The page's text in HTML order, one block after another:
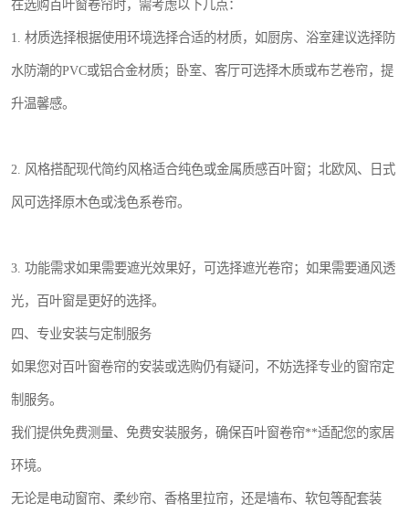
在选购百叶窗卷帘时，需考虑以下几点：
1. 材质选择根据使用环境选择合适的材质，如厨房、浴室建议选择防
水防潮的PVC或铝合金材质；卧室、客厅可选择木质或布艺卷帘，提
升温馨感。
2. 风格搭配现代简约风格适合纯色或金属质感百叶窗；北欧风、日式
风可选择原木色或浅色系卷帘。
3. 功能需求如果需要遮光效果好，可选择遮光卷帘；如果需要通风透
光，百叶窗是更好的选择。
四、专业安装与定制服务
如果您对百叶窗卷帘的安装或选购仍有疑问，不妨选择专业的窗帘定
制服务。
我们提供免费测量、免费安装服务，确保百叶窗卷帘**适配您的家居
环境。
无论是电动窗帘、柔纱帘、香格里拉帘，还是墙布、软包等配套装